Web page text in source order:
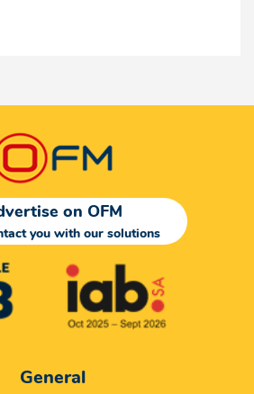
on OFM
you with our solutions
General